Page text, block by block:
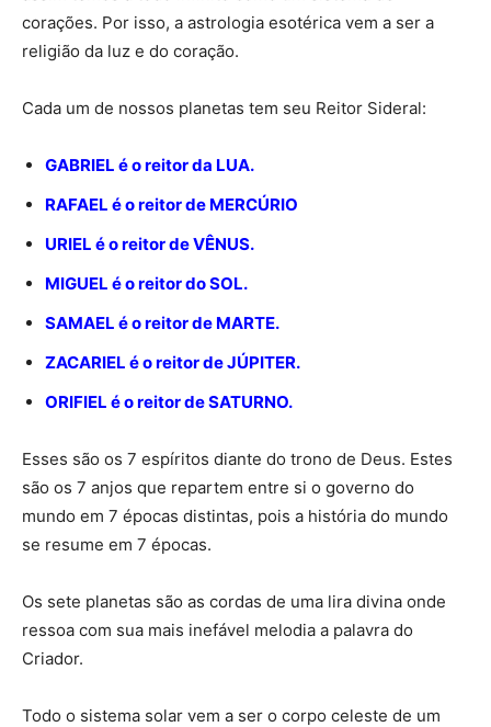
corações. Por isso, a astrologia esotérica vem a ser a
religião da luz e do coração.
Cada um de nossos planetas tem seu Reitor Sideral:
GABRIEL é o reitor da LUA.
RAFAEL é o reitor de MERCÚRIO
URIEL é o reitor de VÊNUS.
MIGUEL é o reitor do SOL.
SAMAEL é o reitor de MARTE.
ZACARIEL é o reitor de JÚPITER.
ORIFIEL é o reitor de SATURNO.
Esses são os 7 espíritos diante do trono de Deus. Estes
são os 7 anjos que repartem entre si o governo do
mundo em 7 épocas distintas, pois a história do mundo
se resume em 7 épocas.
Os sete planetas são as cordas de uma lira divina onde
ressoa com sua mais inefável melodia a palavra do
Criador.
Todo o sistema solar vem a ser o corpo celeste de um